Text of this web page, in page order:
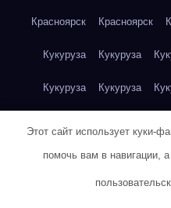
Красноярск Красноярск
Кукуруза Кукуруза
Кукуруза Кукуруза
Куриная грудка
Куриная грудка
Этот сайт использует куки-
помочь вам в навигации,